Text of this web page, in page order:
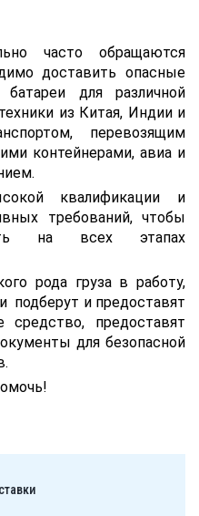
часто обращаются
доставить опасные
для различной
из Китая, Индии и
перевозящим
контейнерами, авиа и
квалификации и
требований, чтобы
на всех этапах
рода груза в работу,
подберут и предоставят
средство, предоставят
для безопасной